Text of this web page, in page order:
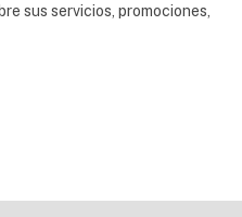
sus servicios, promociones,